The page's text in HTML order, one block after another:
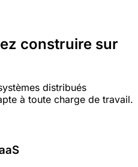
construire sur
distribués
à toute charge de travail.